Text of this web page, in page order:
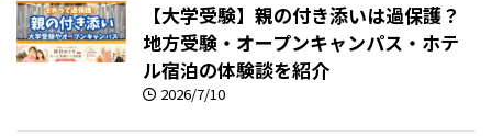
【大学受験】親の付き添いは過保護？
地方受験・オープンキャンパス・ホテ
ル宿泊の体験談を紹介
2026/7/10